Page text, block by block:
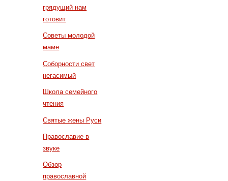
грядущий нам
готовит
Советы молодой
маме
Соборности свет
негасимый
Школа семейного
чтения
Святые жены Руси
Православие в
звуке
Обзор
православной